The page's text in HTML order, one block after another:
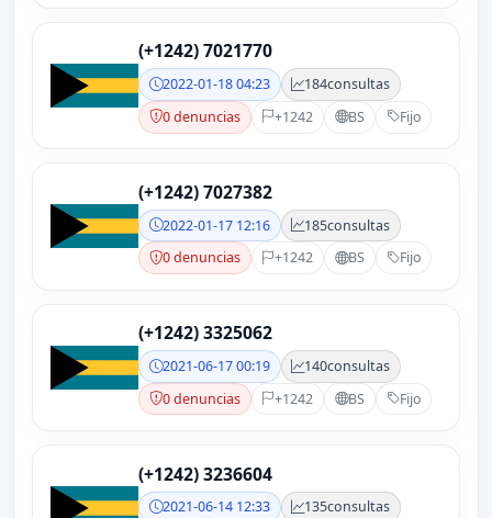
(+1242) 7021770
2022-01-18 04:23 184consultas
0 denuncias
+1242 BS Fijo
(+1242) 7027382
2022-01-17 12:16 185consultas
0 denuncias
+1242 BS Fijo
(+1242) 3325062
2021-06-17 00:19 140consultas
0 denuncias
+1242 BS Fijo
(+1242) 3236604
2021-06-14 12:33 135consultas